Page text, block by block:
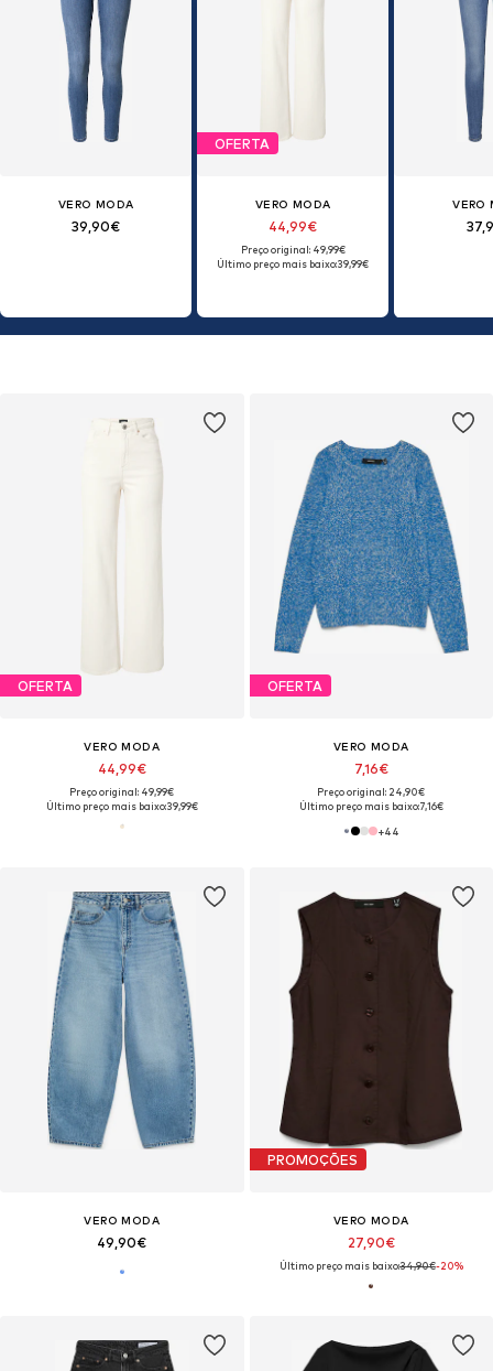
VERO MODA
39,90€
OFERTA
VERO MODA
44,99€
Preço original: 49,99€
Último preço mais baixo:39,99€
VERO
OFERTA
VERO MODA
44,99€
Preço original: 49,99€
Último preço mais baixo:39,99€
OFERTA
VERO MODA
7,16€
Preço original: 24,90€
Último preço mais baixo:7,16€
+44
VERO MODA
49,90€
PROMOÇÕES
VERO MODA
27,90€
Último preço mais baixo:34,90€-20%